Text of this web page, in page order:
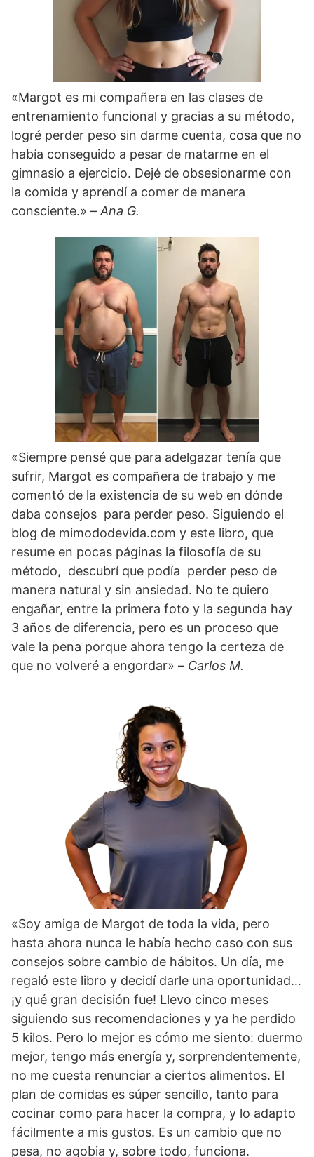
«Margot es mi compañera en las clases de
entrenamiento funcional y gracias a su método,
logré perder peso sin darme cuenta, cosa que no
había conseguido a pesar de matarme en el
gimnasio a ejercicio. Dejé de obsesionarme con
la comida y aprendí a comer de manera
consciente.» – Ana G.
«Siempre pensé que para adelgazar tenía que
sufrir, Margot es compañera de trabajo y me
comentó de la existencia de su web en dónde
daba consejos para perder peso. Siguiendo el
blog de mimododevida.com y este libro, que
resume en pocas páginas la filosofía de su
método, descubrí que podía perder peso de
manera natural y sin ansiedad. No te quiero
engañar, entre la primera foto y la segunda hay
3 años de diferencia, pero es un proceso que
vale la pena porque ahora tengo la certeza de
que no volveré a engordar» – Carlos M.
«Soy amiga de Margot de toda la vida, pero
hasta ahora nunca le había hecho caso con sus
consejos sobre cambio de hábitos. Un día, me
regaló este libro y decidí darle una oportunidad…
¡y qué gran decisión fue! Llevo cinco meses
siguiendo sus recomendaciones y ya he perdido
5 kilos. Pero lo mejor es cómo me siento: duermo
mejor, tengo más energía y, sorprendentemente,
no me cuesta renunciar a ciertos alimentos. El
plan de comidas es súper sencillo, tanto para
cocinar como para hacer la compra, y lo adapto
fácilmente a mis gustos. Es un cambio que no
pesa, no agobia y, sobre todo, funciona.